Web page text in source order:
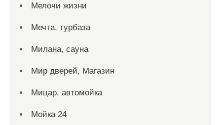
Мелочи жизни
Мечта, турбаза
Милана, сауна
Мир дверей, Магазин
Мицар, автомойка
Мойка 24